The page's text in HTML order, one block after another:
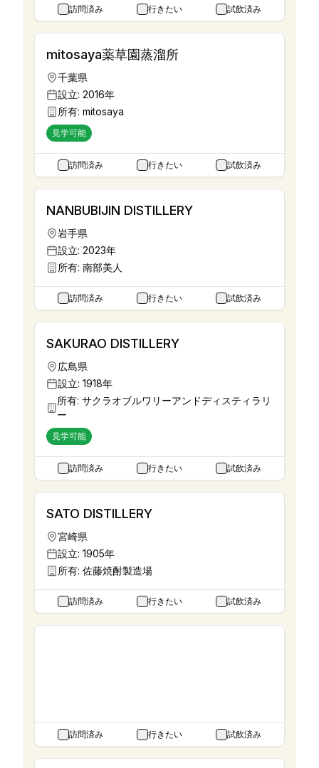
訪問済み 行きたい 試飲済み
mitosaya薬草園蒸溜所
千葉県
設立: 2016年
所有: mitosaya
見学可能
訪問済み 行きたい 試飲済み
NANBUBIJIN DISTILLERY
岩手県
設立: 2023年
所有: 南部美人
訪問済み 行きたい 試飲済み
SAKURAO DISTILLERY
広島県
設立: 1918年
所有:サクラオブルワリーアンドディスティラリ
ー
見学可能
訪問済み 行きたい 試飲済み
SATO DISTILLERY
宮崎県
設立: 1905年
所有: 佐藤焼酎製造場
訪問済み 行きたい 試飲済み
訪問済み 行きたい 試飲済み